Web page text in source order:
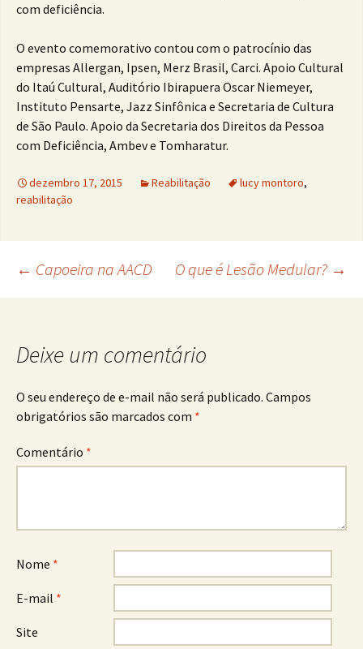
com deficiência.
O evento comemorativo contou com o patrocínio das
empresas Allergan, Ipsen, Merz Brasil, Carci. Apoio Cultural
do Itaú Cultural, Auditório Ibirapuera Oscar Niemeyer,
Instituto Pensarte, Jazz Sinfônica e Secretaria de Cultura
de São Paulo. Apoio da Secretaria dos Direitos da Pessoa
com Deficiência, Ambev e Tomharatur.
dezembro 17, 2015 Reabilitação lucy montoro,
reabilitação
Navegação
posts
← Capoeira na AACD O que é Lesão Medular? →
Deixe um comentário
O seu endereço de e-mail não será publicado. Campos
obrigatórios são marcados com *
Comentário *
Nome *
E-mail *
Site